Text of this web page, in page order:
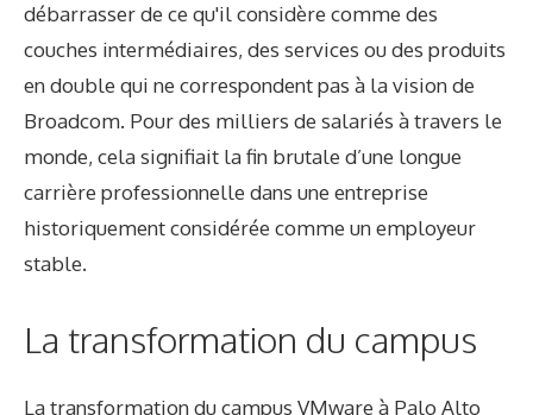
débarrasser de ce qu'il considère comme des
couches intermédiaires, des services ou des produits
en double qui ne correspondent pas à la vision de
Broadcom. Pour des milliers de salariés à travers le
monde, cela signifiait la fin brutale d’une longue
carrière professionnelle dans une entreprise
historiquement considérée comme un employeur
stable.
La transformation du campus
La transformation du campus VMware à Palo Alto